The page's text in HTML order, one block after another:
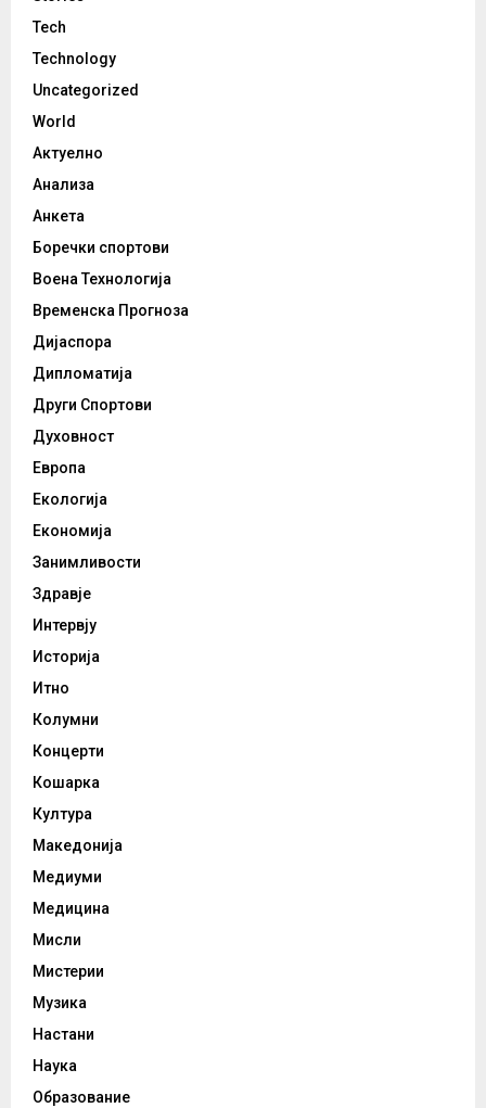
Tech
Technology
Uncategorized
World
Актуелно
Анализа
Анкета
Боречки спортови
Воена Технологија
Временска Прогноза
Дијаспора
Дипломатија
Други Спортови
Духовност
Европа
Екологија
Економија
Занимливости
Здравје
Интервју
Историја
Итно
Колумни
Концерти
Кошарка
Култура
Македонија
Медиуми
Медицина
Мисли
Мистерии
Музика
Настани
Наука
Образование